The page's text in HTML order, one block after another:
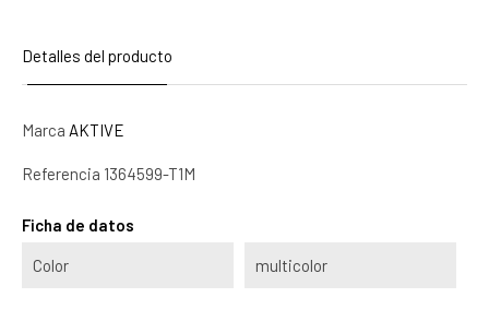
Detalles del producto
Marca AKTIVE
Referencia 1364599-T1M
Ficha de datos
Color multicolor